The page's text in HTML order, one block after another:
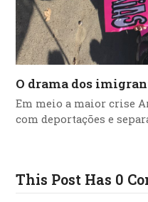
O drama dos
Em meio a maior crise
com deportações e
This Post Has 0